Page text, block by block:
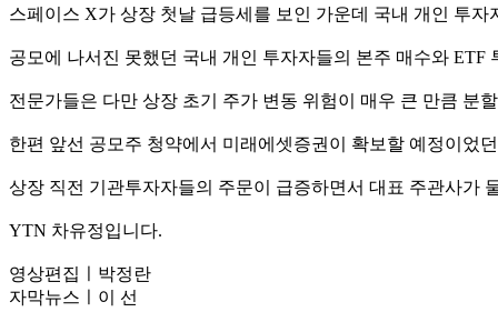
스페이스 X가 상장 첫날 급등세를 보인 가운데 국내 개인 투
공모에 나서진 못했던 국내 개인 투자자들의 본주 매수와 ETF
전문가들은 다만 상장 초기 주가 변동 위험이 매우 큰 만큼 분
한편 앞선 공모주 청약에서 미래에셋증권이 확보할 예정이었
상장 직전 기관투자자들의 주문이 급증하면서 대표 주관사가
YTN 차유정입니다.
영상편집ㅣ박정란
자막뉴스ㅣ이 선